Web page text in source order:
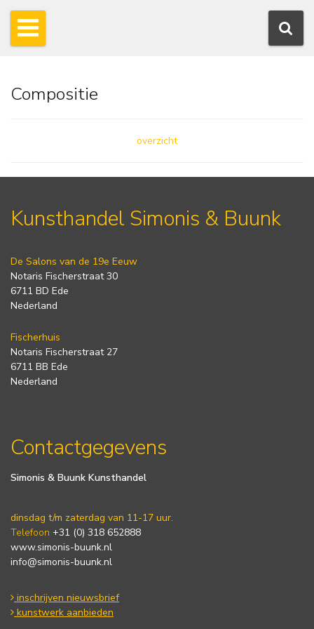
Compositie
overzicht
Kunsthandel Simonis & Buunk
De Salons van de 19e Eeuw
Notaris Fischerstraat 30
6711 BD Ede
Nederland
Fischerhuis
Notaris Fischerstraat 27
6711 BB Ede
Nederland
Contactgegevens
Simonis & Buunk Kunsthandel
dinsdag t/m zaterdag van 11-17 uur.
Telefoon +31 (0) 318 652888
www.simonis-buunk.nl
info@simonis-buunk.nl
inschrijven nieuwsbrief
kunstwerk aanbieden